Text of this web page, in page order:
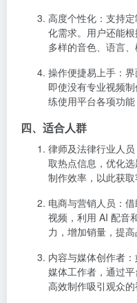
高度个性化 ：支持
化需求。用户还能
多样的音色、语言、
操作便捷易上手 ：
即使没有专业视频
练使用平台各项功能
四、适合人群
律师及法律行业人员
取热点信息，优化
制作效率，以此获取
电商与营销人员 ：
视频，利用 AI 配音
力，增加销量，提高
内容与媒体创作者
媒体工作者，通过
高效制作吸引观众的